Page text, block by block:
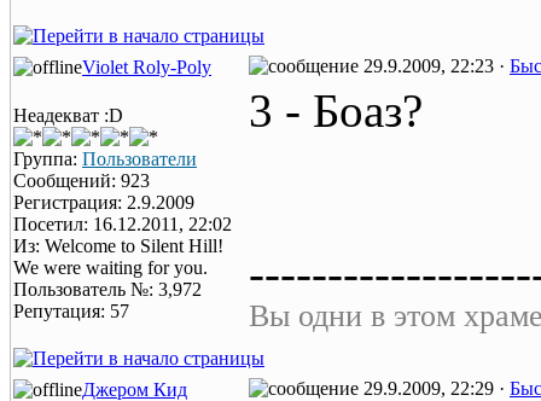
Violet Roly-Poly 29.9.2009, 22:23 ·
Неадекват :D
Группа: Пользователи
Сообщений: 923
Регистрация: 2.9.2009
Посетил: 16.12.2011, 22:02
Из: Welcome to Silent Hill!
We were waiting for you.
Пользователь №: 3,972
Репутация: 57
3 - Боаз?
Вы одни в этом
Джером Кид 29.9.2009, 22:29 ·